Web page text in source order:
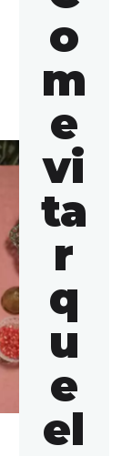
o
m
e
vi
ta
r
q
u
e
el